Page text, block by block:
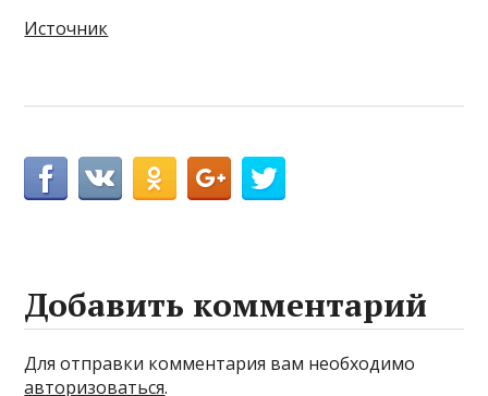
Источник
Добавить комментарий
Для отправки комментария вам необходимо
авторизоваться.